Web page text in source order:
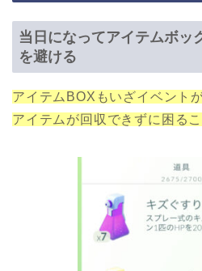
当日になってアイテムボッ
を避ける
アイテムBOXもいざイベント
アイテムが回収できずに困る